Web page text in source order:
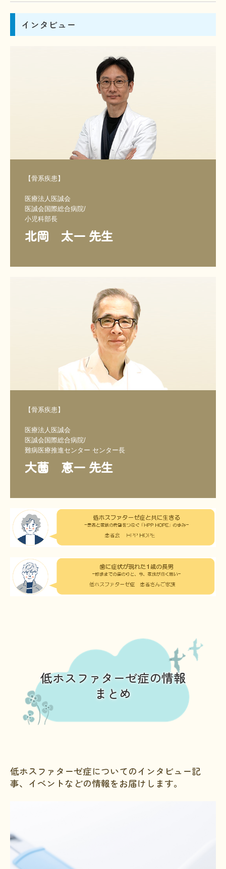
インタビュー
【骨系疾患】
医療法人医誠会
医誠会国際総合病院/
小児科部長
北岡　太一 先生
【骨系疾患】
医療法人医誠会
医誠会国際総合病院/
難病医療推進センター センター長
大薗　恵一 先生
低ホスファターゼ症の情報
まとめ
低ホスファターゼ症についてのインタビュー記
事、イベントなどの情報をお届けします。